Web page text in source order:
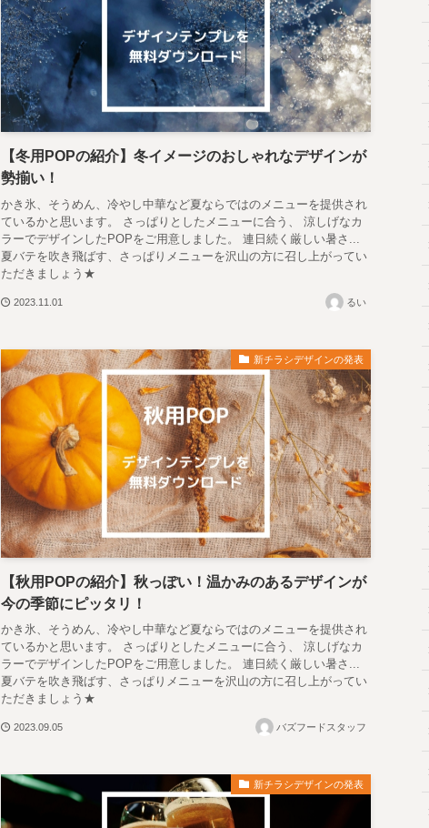
【冬用POPの紹介】冬イメージのおしゃれなデザインが
勢揃い！
かき氷、そうめん、冷やし中華など夏ならではのメニューを提供され
ているかと思います。 さっぱりとしたメニューに合う、 涼しげなカ
ラーでデザインしたPOPをご用意しました。 連日続く厳しい暑さ...
夏バテを吹き飛ばす、さっぱりメニューを沢山の方に召し上がってい
ただきましょう★
2023.11.01 るい
新チラシデザインの発表
【秋用POPの紹介】秋っぽい！温かみのあるデザインが
今の季節にピッタリ！
かき氷、そうめん、冷やし中華など夏ならではのメニューを提供され
ているかと思います。 さっぱりとしたメニューに合う、 涼しげなカ
ラーでデザインしたPOPをご用意しました。 連日続く厳しい暑さ...
夏バテを吹き飛ばす、さっぱりメニューを沢山の方に召し上がってい
ただきましょう★
2023.09.05 バズフードスタッフ
新チラシデザインの発表